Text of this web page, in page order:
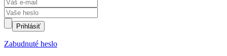
Prihlásiť
Zabudnuté heslo